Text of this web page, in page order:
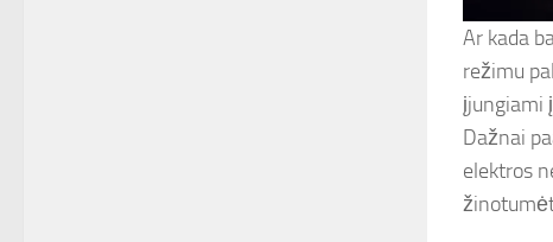
Ar kada
režimu
įjungiami
Dažnai
elektros